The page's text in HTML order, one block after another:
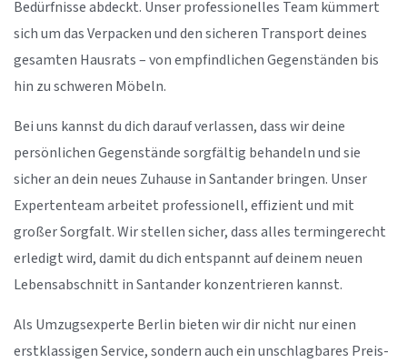
Bedürfnisse abdeckt. Unser professionelles Team kümmert
sich um das Verpacken und den sicheren Transport deines
gesamten Hausrats – von empfindlichen Gegenständen bis
hin zu schweren Möbeln.
Bei uns kannst du dich darauf verlassen, dass wir deine
persönlichen Gegenstände sorgfältig behandeln und sie
sicher an dein neues Zuhause in Santander bringen. Unser
Expertenteam arbeitet professionell, effizient und mit
großer Sorgfalt. Wir stellen sicher, dass alles termingerecht
erledigt wird, damit du dich entspannt auf deinem neuen
Lebensabschnitt in Santander konzentrieren kannst.
Als Umzugsexperte Berlin bieten wir dir nicht nur einen
erstklassigen Service, sondern auch ein unschlagbares Preis-